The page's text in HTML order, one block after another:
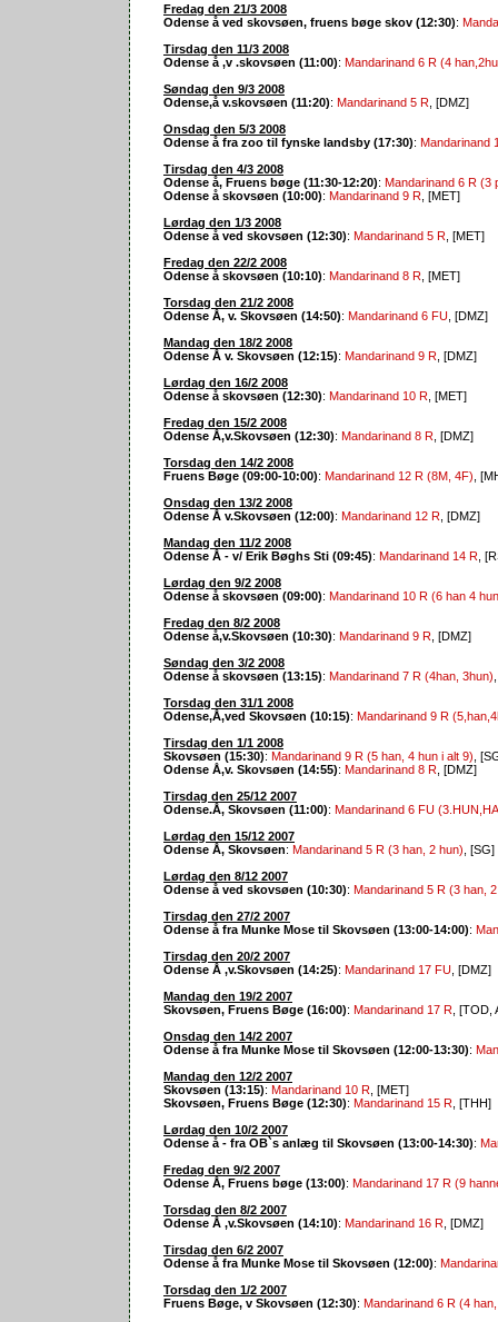
Fredag den 21/3 2008
Odense å ved skovsøen, fruens bøge skov (12:30):
Tirsdag den 11/3 2008
Odense å ,v .skovsøen (11:00): Mandarinand 6 R (4
Søndag den 9/3 2008
Odense,å v.skovsøen (11:20): Mandarinand 5 R , [DMZ]
Onsdag den 5/3 2008
Odense å fra zoo til fynske landsby (17:30): Mandarinand
Tirsdag den 4/3 2008
Odense å, Fruens bøge (11:30-12:20): Mandarinand 6 R (3
Odense å skovsøen (10:00): Mandarinand 9 R , [MET]
Lørdag den 1/3 2008
Odense å ved skovsøen (12:30): Mandarinand 5 R , [MET]
Fredag den 22/2 2008
Odense å skovsøen (10:10): Mandarinand 8 R , [MET]
Torsdag den 21/2 2008
Odense Å, v. Skovsøen (14:50): Mandarinand 6 FU , [DMZ]
Mandag den 18/2 2008
Odense Å v. Skovsøen (12:15): Mandarinand 9 R , [DMZ]
Lørdag den 16/2 2008
Odense å skovsøen (12:30): Mandarinand 10 R , [MET]
Fredag den 15/2 2008
Odense Å,v.Skovsøen (12:30): Mandarinand 8 R , [DMZ]
Torsdag den 14/2 2008
Fruens Bøge (09:00-10:00): Mandarinand 12 R (8M, 4F) ,
Onsdag den 13/2 2008
Odense Å v.Skovsøen (12:00): Mandarinand 12 R , [DMZ]
Mandag den 11/2 2008
Odense Å - v/ Erik Bøghs Sti (09:45): Mandarinand 14 R ,
Lørdag den 9/2 2008
Odense å skovsøen (09:00): Mandarinand 10 R (6 han 4
Fredag den 8/2 2008
Odense å,v.Skovsøen (10:30): Mandarinand 9 R , [DMZ]
Søndag den 3/2 2008
Odense å skovsøen (13:15): Mandarinand 7 R (4han, 3hun)
Torsdag den 31/1 2008
Odense,Å,ved Skovsøen (10:15): Mandarinand 9 R
Tirsdag den 1/1 2008
Skovsøen (15:30): Mandarinand 9 R (5 han, 4 hun i alt 9) ,
Odense Å,v. Skovsøen (14:55): Mandarinand 8 R , [DMZ]
Tirsdag den 25/12 2007
Odense.Å, Skovsøen (11:00): Mandarinand 6 FU
Lørdag den 15/12 2007
Odense Å, Skovsøen: Mandarinand 5 R (3 han, 2 hun) , [SG]
Lørdag den 8/12 2007
Odense å ved skovsøen (10:30): Mandarinand 5 R (3 han,
Tirsdag den 27/2 2007
Odense å fra Munke Mose til Skovsøen (13:00-14:00):
Tirsdag den 20/2 2007
Odense Å ,v.Skovsøen (14:25): Mandarinand 17 FU , [DMZ]
Mandag den 19/2 2007
Skovsøen, Fruens Bøge (16:00): Mandarinand 17 R ,
Onsdag den 14/2 2007
Odense å fra Munke Mose til Skovsøen (12:00-13:30):
Mandag den 12/2 2007
Skovsøen (13:15): Mandarinand 10 R , [MET]
Skovsøen, Fruens Bøge (12:30): Mandarinand 15 R , [THH]
Lørdag den 10/2 2007
Odense å - fra OB`s anlæg til Skovsøen (13:00-14:30):
Fredag den 9/2 2007
Odense Å, Fruens bøge (13:00): Mandarinand 17 R (9
Torsdag den 8/2 2007
Odense Å ,v.Skovsøen (14:10): Mandarinand 16 R , [DMZ]
Tirsdag den 6/2 2007
Odense å fra Munke Mose til Skovsøen (12:00):
Torsdag den 1/2 2007
Fruens Bøge, v Skovsøen (12:30): Mandarinand 6 R (4